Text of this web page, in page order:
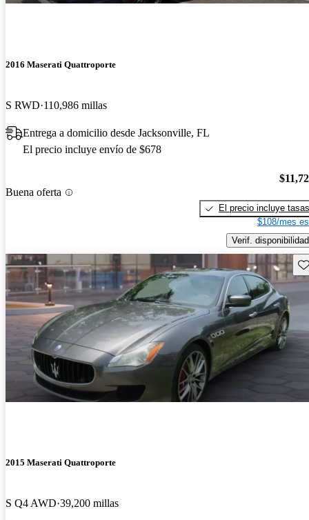
2016 Maserati Quattroporte
S RWD 110,986 millas
Entrega a domicilio desde Jacksonville, FL
El precio incluye envío de $678
Buena oferta
El precio incluye tasas
$108/mes
Verif. disponibilidad
2015 Maserati Quattroporte
S Q4 AWD 39,200 millas